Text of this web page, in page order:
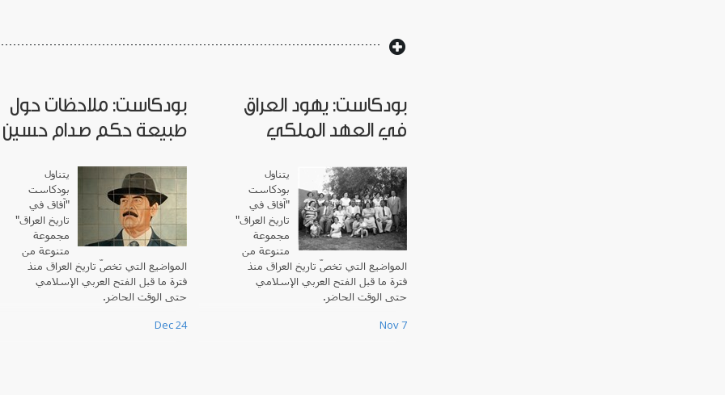
بودكاست: ملاحظات حول
طبيعة حكم صدام حسين
يتناول
بودكاست
"آفاق في
تاريخ العراق"
مجموعة
متنوعة من
المواضيع التي تخصّ تاريخ العراق منذ
فترة ما قبل الفتح العربي الإسلامي
حتى الوقت الحاضر.
Dec 24
بودكاست: يهود العراق
في العهد الملكي
يتناول
بودكاست
"آفاق في
تاريخ العراق"
مجموعة
متنوعة من
المواضيع التي تخصّ تاريخ العراق منذ
فترة ما قبل الفتح العربي الإسلامي
حتى الوقت الحاضر.
Nov 7